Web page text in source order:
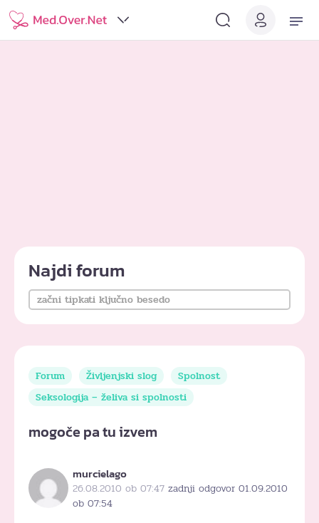
Najdi forum
Forum Življenjski slog
Spolnost
Seksologija – želiva si spolnosti
mogoče pa tu izvem
murcielago
26.08.2010 ob 07:47 zadnji odgovor 01.09.2010
ob 07:54